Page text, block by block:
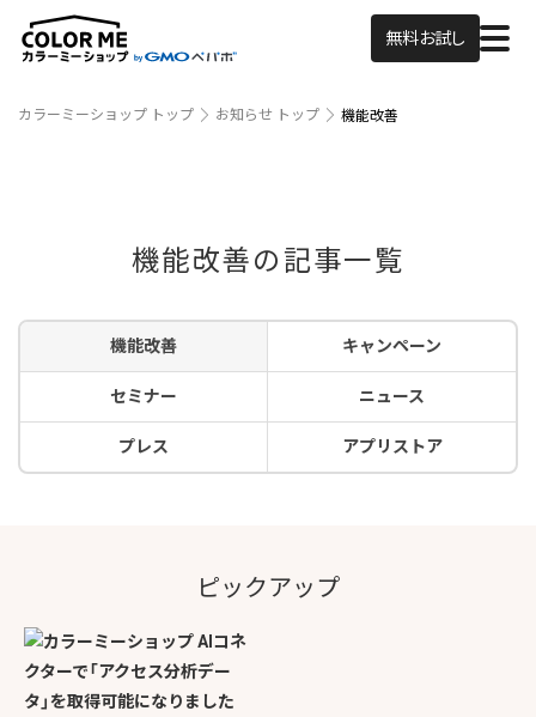
無料お試し
カラーミーショップ トップ お知らせ トップ 機能改善
機能改善の記事一覧
機能改善 キャンペーン
セミナー ニュース
プレス アプリストア
ピックアップ